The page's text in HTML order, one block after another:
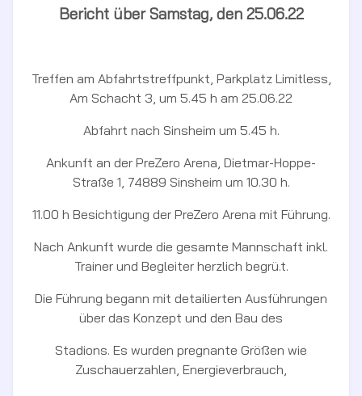
Bericht über Samstag, den 25.06.22
Treffen am Abfahrtstreffpunkt, Parkplatz Limitless,
Am Schacht 3, um 5.45 h am 25.06.22
Abfahrt nach Sinsheim um 5.45 h.
Ankunft an der PreZero Arena, Dietmar-Hoppe-
Straße 1, 74889 Sinsheim um 10.30 h.
11.00 h Besichtigung der PreZero Arena mit Führung.
Nach Ankunft wurde die gesamte Mannschaft inkl.
Trainer und Begleiter herzlich begrü.t.
Die Führung begann mit detailierten Ausführungen
über das Konzept und den Bau des
Stadions. Es wurden pregnante Größen wie
Zuschauerzahlen, Energieverbrauch,